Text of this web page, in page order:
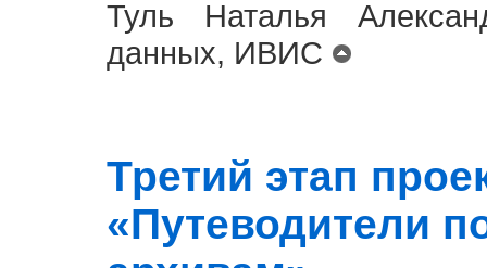
Туль Наталья
данных, ИВИС
Третий этап
«Путеводители